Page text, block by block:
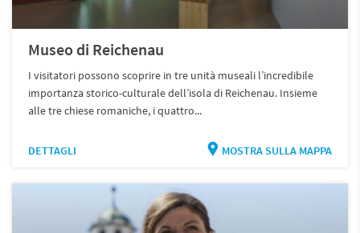
Museo di Reichenau
I visitatori possono scoprire in tre unità museali l’incredibile
importanza storico-culturale dell’isola di Reichenau. Insieme
alle tre chiese romaniche, i quattro...
DETTAGLI MOSTRA SULLA MAPPA